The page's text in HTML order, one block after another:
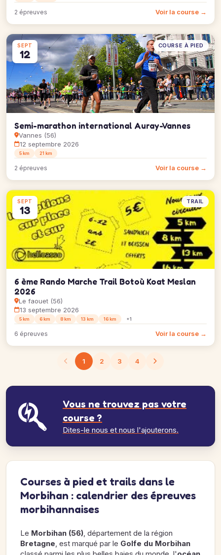
2 épreuves Voir la course →
SEPT
12
COURSE À PIED
Semi-marathon international Auray-Vannes
Vannes (56)
12 septembre 2026
5 km 21 km
2 épreuves Voir la course →
SEPT
13
TRAIL
6 ème Rando Marche Trail Botoù Koat Meslan
2026
Le faouet (56)
13 septembre 2026
5 km 6 km 8 km 13 km 16 km +1
6 épreuves Voir la course →
1 2 3 4
Vous ne trouvez pas votre
course ?
Dites-le nous et nous l'ajouterons.
Courses à pied et trails dans le
Morbihan : calendrier des épreuves
morbihannaises
Le Morbihan (56), département de la région
Bretagne, est marqué par le Golfe du Morbihan